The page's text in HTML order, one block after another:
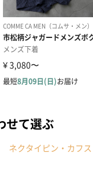
せて選ぶ
ネクタイピン・カフス